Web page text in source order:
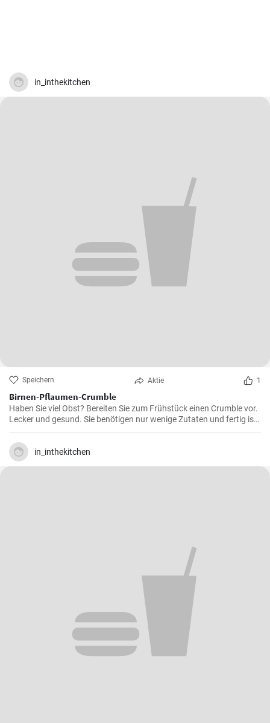
in_inthekitchen
Speichern Aktie 1
Birnen-Pflaumen-Crumble
Haben Sie viel Obst? Bereiten Sie zum Frühstück einen Crumble vor.
Lecker und gesund. Sie benötigen nur wenige Zutaten und fertig ist
es in Kürze.
in_inthekitchen